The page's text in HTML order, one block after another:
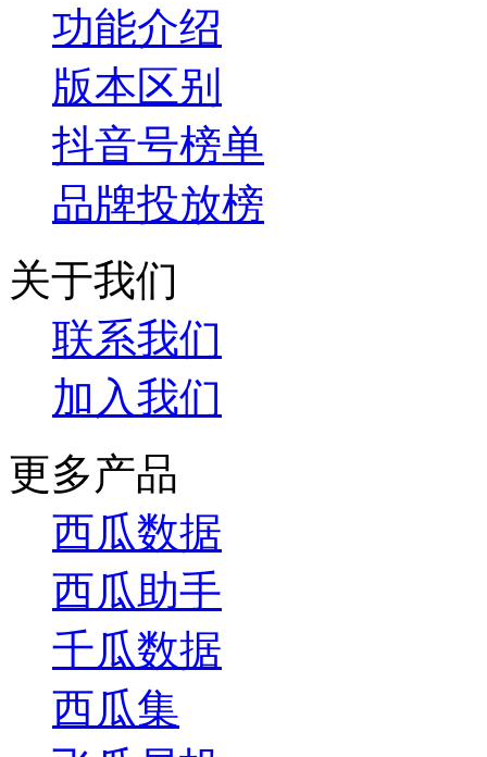
功能介绍
版本区别
抖音号榜单
品牌投放榜
关于我们
联系我们
加入我们
更多产品
西瓜数据
西瓜助手
千瓜数据
西瓜集